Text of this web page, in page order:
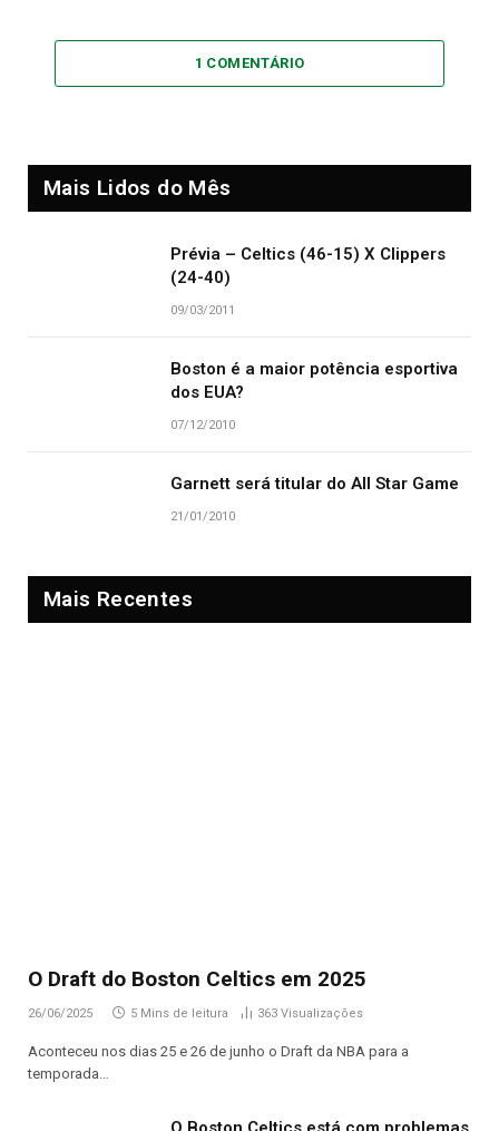
1 COMENTÁRIO
Mais Lidos do Mês
Prévia – Celtics (46-15) X Clippers
(24-40)
09/03/2011
Boston é a maior potência esportiva
dos EUA?
07/12/2010
Garnett será titular do All Star Game
21/01/2010
Mais Recentes
O Draft do Boston Celtics em 2025
26/06/2025 5 Mins de leitura 363 Visualizações
Aconteceu nos dias 25 e 26 de junho o Draft da NBA para a
temporada…